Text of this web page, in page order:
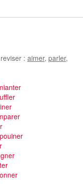
: aimer, parler,